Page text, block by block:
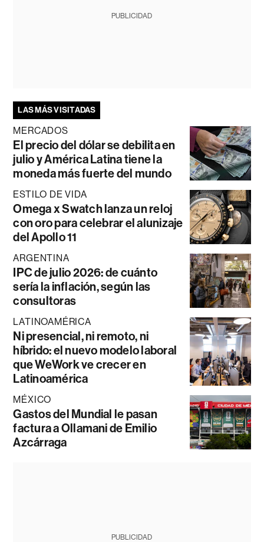
PUBLICIDAD
LAS MÁS VISITADAS
MERCADOS
El precio del dólar se debilita en
julio y América Latina tiene la
moneda más fuerte del mundo
ESTILO DE VIDA
Omega x Swatch lanza un reloj
con oro para celebrar el alunizaje
del Apollo 11
ARGENTINA
IPC de julio 2026: de cuánto
sería la inflación, según las
consultoras
LATINOAMÉRICA
Ni presencial, ni remoto, ni
híbrido: el nuevo modelo laboral
que WeWork ve crecer en
Latinoamérica
MÉXICO
Gastos del Mundial le pasan
factura a Ollamani de Emilio
Azcárraga
PUBLICIDAD